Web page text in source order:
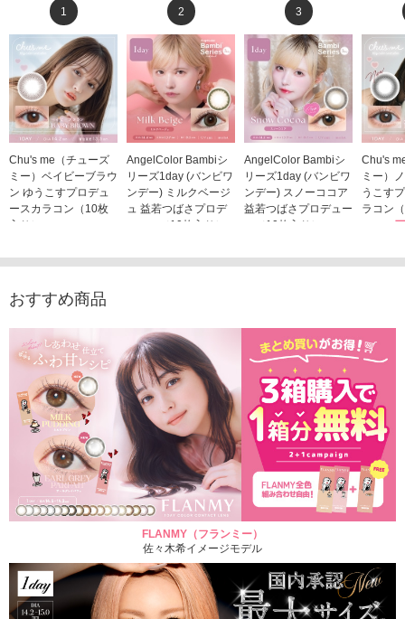
1
Chu's me（チューズ
ミー）ベイビーブラウ
ン ゆうこすプロデュ
ースカラコン（10枚
入り）
2
AngelColor Bambiシ
リーズ1day (バンビワ
ンデー) ミルクベージ
ュ 益若つばさプロデ
ュース（10枚入り）
3
AngelColor Bambiシ
リーズ1day (バンビワ
ンデー) スノーココア
益若つばさプロデュー
ス（10枚入り）
Chu's
ミー）
うこす
ラコン
1,705
おすすめ商品
FLANMY（フランミー）
佐々木希イメージモデル